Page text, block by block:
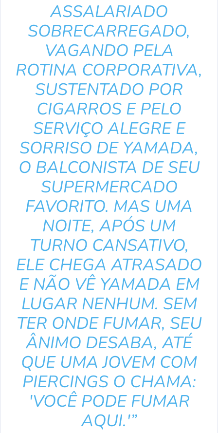
ASSALARIADO
SOBRECARREGADO,
VAGANDO PELA
ROTINA CORPORATIVA,
SUSTENTADO POR
CIGARROS E PELO
SERVIÇO ALEGRE E
SORRISO DE YAMADA,
O BALCONISTA DE SEU
SUPERMERCADO
FAVORITO. MAS UMA
NOITE, APÓS UM
TURNO CANSATIVO,
ELE CHEGA ATRASADO
E NÃO VÊ YAMADA EM
LUGAR NENHUM. SEM
TER ONDE FUMAR, SEU
ÂNIMO DESABA, ATÉ
QUE UMA JOVEM COM
PIERCINGS O CHAMA:
'VOCÊ PODE FUMAR
AQUI.'”